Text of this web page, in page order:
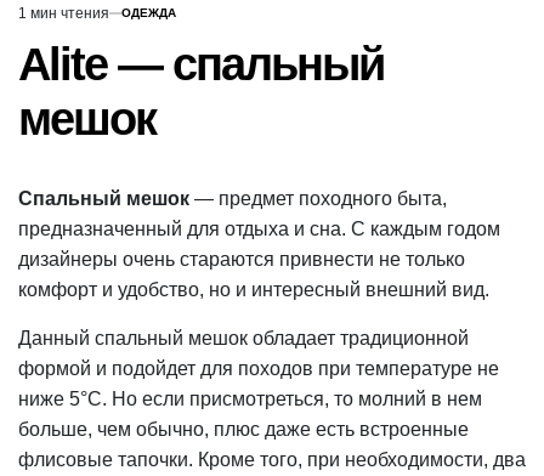
Расчётное
время
чтения
1 мин чтения
ОПУБЛИКОВАНО
ОДЕЖДА
Alite — спальный
мешок
Спальный мешок — предмет походного быта,
предназначенный для отдыха и сна. С каждым годом
дизайнеры очень стараются привнести не только
комфорт и удобство, но и интересный внешний вид.
Данный спальный мешок обладает традиционной
формой и подойдет для походов при температуре не
ниже 5°С. Но если присмотреться, то молний в нем
больше, чем обычно, плюс даже есть встроенные
флисовые тапочки. Кроме того, при необходимости, два